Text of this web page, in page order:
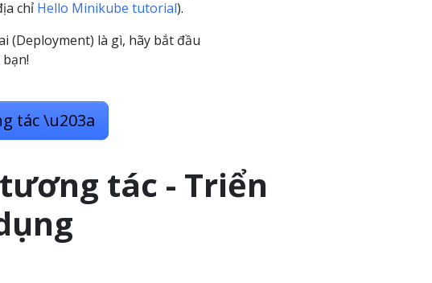
chỉ Hello Minikube tutorial).
(Deployment) là gì, hãy bắt đầu
tác\u203a
tác - Triển